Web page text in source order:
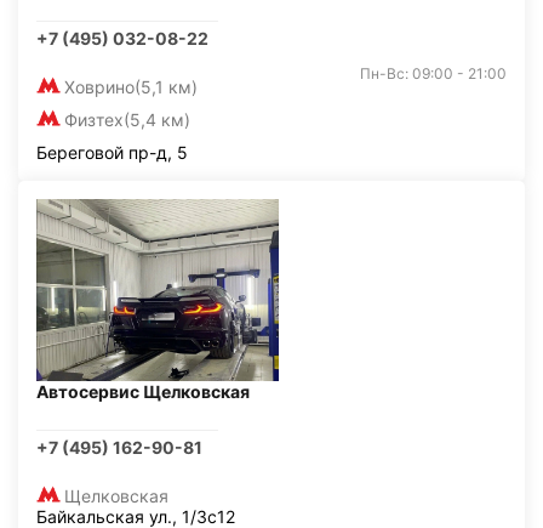
+7 (495) 032-08-22
Ховрино(5,1 км)
Физтех(5,4 км)
Пн-Вс: 09:00 - 21:00
Береговой пр-д, 5
Автосервис Щелковская
+7 (495) 162-90-81
Щелковская
Байкальская ул., 1/3с12